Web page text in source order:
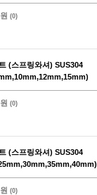
(0)
(스프링와셔) SUS304
(0)
(스프링와셔) SUS304
(0)